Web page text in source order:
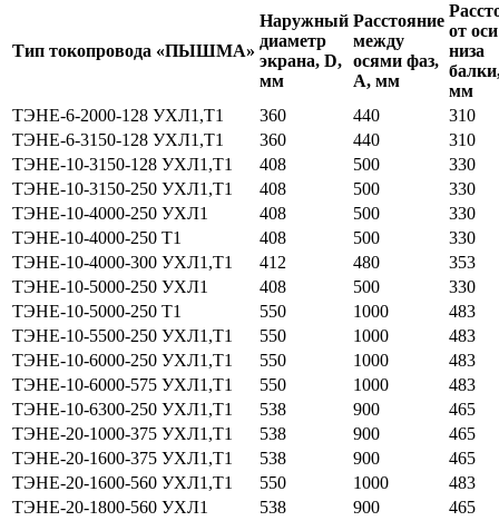
Тип токопровода «ПЫШМА»
Наружный
диаметр
экрана, D,
мм
Расстояние
между
осями фаз,
А, мм
от
низа
мм
ТЭНЕ-6-2000-128 УХЛ1,Т1
360 440
310
ТЭНЕ-6-3150-128 УХЛ1,Т1
360 440
310
ТЭНЕ-10-3150-128 УХЛ1,Т1
408 500
330
ТЭНЕ-10-3150-250 УХЛ1,Т1
408 500
330
ТЭНЕ-10-4000-250 УХЛ1
408 500
330
ТЭНЕ-10-4000-250 Т1
408 500
330
ТЭНЕ-10-4000-300 УХЛ1,Т1
412 480
353
ТЭНЕ-10-5000-250 УХЛ1
408 500
330
ТЭНЕ-10-5000-250 Т1
550 1000
483
ТЭНЕ-10-5500-250 УХЛ1,Т1
550 1000
483
ТЭНЕ-10-6000-250 УХЛ1,Т1
550 1000
483
ТЭНЕ-10-6000-575 УХЛ1,Т1
550 1000
483
ТЭНЕ-10-6300-250 УХЛ1,Т1
538 900
465
ТЭНЕ-20-1000-375 УХЛ1,Т1
538 900
465
ТЭНЕ-20-1600-375 УХЛ1,Т1
538 900
465
ТЭНЕ-20-1600-560 УХЛ1,Т1
550 1000
483
ТЭНЕ-20-1800-560 УХЛ1
538 900
465